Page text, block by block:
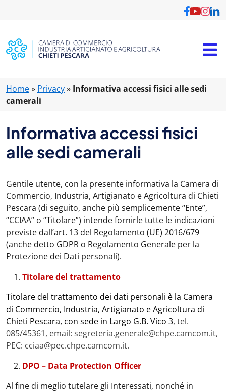
Home» Privacy» Informativa accessi fisici alle sedi
camerali
Informativa accessi fisici
alle sedi camerali
Gentile utente, con la presente informativa la Camera di
Commercio, Industria, Artigianato e Agricoltura di Chieti
Pescara (di seguito, anche più semplicemente “Ente”,
“CCIAA” o “Titolare”) intende fornirle tutte le indicazioni
previste dall’art. 13 del Regolamento (UE) 2016/679
(anche detto GDPR o Regolamento Generale per la
Protezione dei Dati personali).
Titolare del trattamento
Titolare del trattamento dei dati personali è la Camera
di Commercio, Industria, Artigianato e Agricoltura di
Chieti Pescara, con sede in Largo G.B. Vico 3, tel.
085/45361, email: segreteria.generale@chpe.camcom.it,
PEC: cciaa@pec.chpe.camcom.it.
DPO – Data Protection Officer
Al fine di meglio tutelare gli Interessati, nonché in